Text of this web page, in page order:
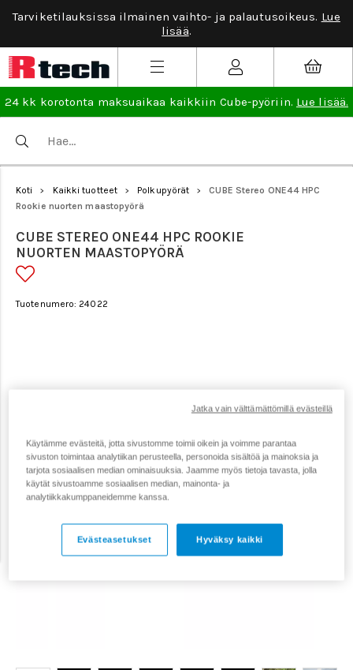
Tarviketilauksissa ilmainen vaihto- ja palautusoikeus. Lue
lisää.
24 kk korotonta maksuaikaa kaikkiin Cube-pyöriin. Lue lisää.
Koti > Kaikki tuotteet > Polkupyörät >
CUBE Stereo ONE44 HPC
Rookie nuorten maastopyörä
CUBE STEREO ONE44 HPC ROOKIE
NUORTEN MAASTOPYÖRÄ
Tuotenumero: 24022
Käytämme evästeitä, jotta sivustomme toimii oikein ja voimme parantaa
sivuston toimintaa analytiikan perusteella, personoida sisältöä ja mainoksia ja
tarjota sosiaalisen median ominaisuuksia. Jaamme myös tietoja tavasta, jolla
käytät sivustoamme sosiaalisen median, mainonta- ja
analytiikkakumppaneidemme kanssa.
Hyväksy kaikki
Evästeasetukset
Jatka vain välttämättömillä evästeillä